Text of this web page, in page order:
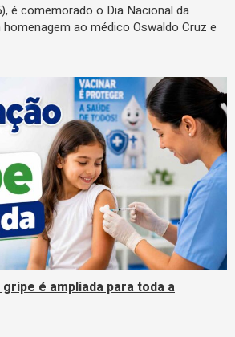
é comemorado o Dia Nacional da
ao médico Oswaldo Cruz e
é ampliada para toda a